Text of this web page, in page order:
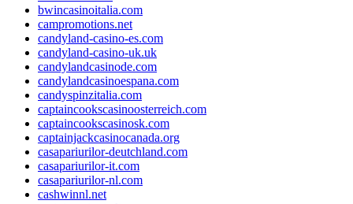
bwincasinoitalia.com
campromotions.net
candyland-casino-es.com
candyland-casino-uk.uk
candylandcasinode.com
candylandcasinoespana.com
candyspinzitalia.com
captaincookscasinoosterreich.com
captaincookscasinosk.com
captainjackcasinocanada.org
casapariurilor-deutchland.com
casapariurilor-it.com
casapariurilor-nl.com
cashwinnl.net